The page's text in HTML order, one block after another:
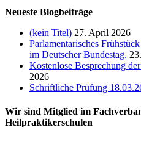
Neueste Blogbeiträge
(kein Titel) 27. April 2026
Parlamentarisches
im Deutscher Bundestag.
Kostenlose Besprechung
2026
Schriftliche Prüfung
Wir sind Mitglied im
Heilpraktikerschulen